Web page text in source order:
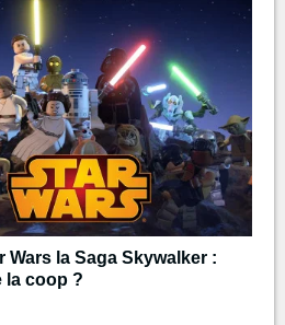
Wars la Saga Skywalker :
la coop ?